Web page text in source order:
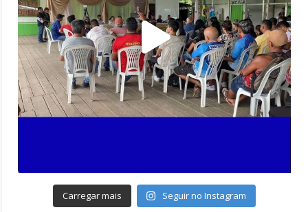
Carregar mais Seguir no Instagram